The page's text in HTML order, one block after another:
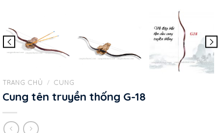
TRANG CHỦ / CUNG
Cung tên truyền thống G-18